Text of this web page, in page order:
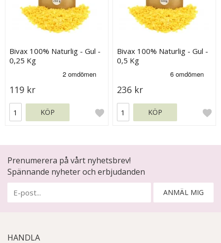
Bivax 100% Naturlig - Gul -
0,25 Kg
119 kr
KÖP
Bivax 100% Naturlig - Gul -
0,5 Kg
236 kr
KÖP
Prenumerera på vårt nyhetsbrev!
Spännande nyheter och erbjudanden
ANMÄL MIG
HANDLA